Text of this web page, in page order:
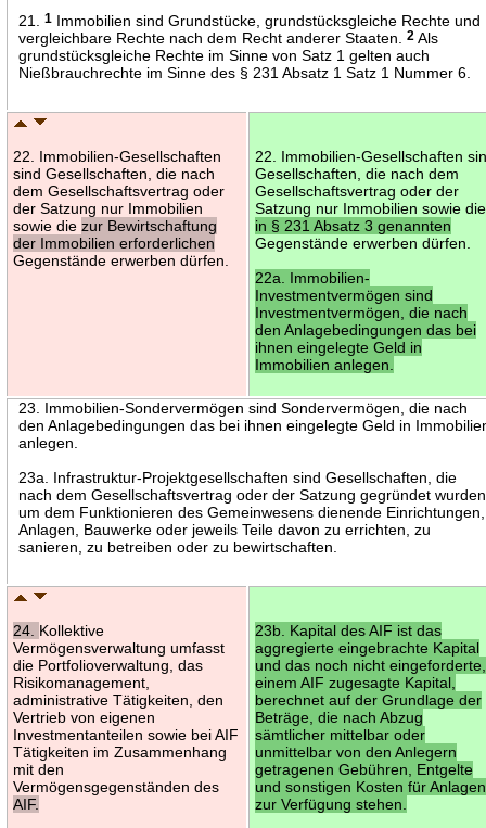
21.1 Immobilien sind Grundstücke, grundstücksgleiche Rechte und
vergleichbare Rechte nach dem Recht anderer Staaten.2 Als
grundstücksgleiche Rechte im Sinne von Satz 1 gelten auch
Nießbrauchrechte im Sinne des § 231 Absatz 1 Satz 1 Nummer 6.
22. Immobilien-Gesellschaften
sind Gesellschaften, die nach
dem Gesellschaftsvertrag oder
der Satzung nur Immobilien
sowie diezur Bewirtschaftung
der Immobilien erforderlichen
Gegenstände erwerben dürfen.
22. Immobilien-Gesellschaften
Gesellschaften, die nach dem
Gesellschaftsvertrag oder der
Satzung nur Immobilien sowie die
in § 231 Absatz 3 genannten
Gegenstände erwerben dürfen.
22a. Immobilien-
Investmentvermögen sind
Investmentvermögen, die nach
den Anlagebedingungen das bei
ihnen eingelegte Geld in
Immobilien anlegen.
23. Immobilien-Sondervermögen sind Sondervermögen, die nach
den Anlagebedingungen das bei ihnen eingelegte Geld in
anlegen.
23a. Infrastruktur-Projektgesellschaften sind Gesellschaften, die
nach dem Gesellschaftsvertrag oder der Satzung gegründet
um dem Funktionieren des Gemeinwesens dienende Einrichtungen,
Anlagen, Bauwerke oder jeweils Teile davon zu errichten, zu
sanieren, zu betreiben oder zu bewirtschaften.
24. Kollektive
Vermögensverwaltung umfasst
die Portfolioverwaltung, das
Risikomanagement,
administrative Tätigkeiten, den
Vertrieb von eigenen
Investmentanteilen sowie bei AIF
Tätigkeiten im Zusammenhang
mit den
Vermögensgegenständen des
AIF.
23b. Kapital des AIF ist das
aggregierte eingebrachte Kapital
und das noch nicht eingeforderte,
einem AIF zugesagte Kapital,
berechnet auf der Grundlage der
Beträge, die nach Abzug
sämtlicher mittelbar oder
unmittelbar von den Anlegern
getragenen Gebühren, Entgelte
und sonstigen Kosten für Anlagen
zur Verfügung stehen.